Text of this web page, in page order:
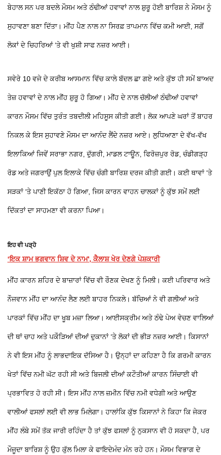
ਬੇਹਾਲ ਸਨ ਪਰ ਬਦਲੇ ਮੌਸਮ ਅਤੇ ਠੰਢੀਆਂ ਹਵਾਵਾਂ ਨਾਲ ਸ਼ੁਰੂ ਹੋਈ ਬਾਰਿਸ਼ ਨੇ ਮੌਸਮ ਨੂੰ
ਸੁਹਾਵਣਾ ਬਣਾ ਦਿੱਤਾ। ਮੀਂਹ ਪੈਣ ਨਾਲ ਨਾ ਸਿਰਫ਼ ਤਾਪਮਾਨ ਵਿੱਚ ਕਮੀ ਆਈ, ਸਗੋਂ
ਲੋਕਾਂ ਦੇ ਚਿਹਰਿਆਂ ‘ਤੇ ਵੀ ਖੁਸ਼ੀ ਸਾਫ ਨਜ਼ਰ ਆਈ।
ਸਵੇਰੇ 10 ਵਜੇ ਦੇ ਕਰੀਬ ਆਸਮਾਨ ਵਿੱਚ ਕਾਲੇ ਬੱਦਲ ਛਾ ਗਏ ਅਤੇ ਕੁੱਝ ਹੀ ਸਮੇਂ ਬਾਅਦ
ਤੇਜ਼ ਹਵਾਵਾਂ ਦੇ ਨਾਲ ਮੀਂਹ ਸ਼ੁਰੂ ਹੋ ਗਿਆ। ਮੀਂਹ ਦੇ ਨਾਲ ਚੱਲੀਆਂ ਠੰਢੀਆਂ ਹਵਾਵਾਂ
ਕਾਰਨ ਮੌਸਮ ਵਿੱਚ ਤੁਰੰਤ ਤਬਦੀਲੀ ਮਹਿਸੂਸ ਕੀਤੀ ਗਈ। ਲੋਕ ਆਪਣੇ ਘਰਾਂ ਤੋਂ ਬਾਹਰ
ਨਿਕਲ ਕੇ ਇਸ ਸੁਹਾਵਣੇ ਮੌਸਮ ਦਾ ਆਨੰਦ ਲੈਂਦੇ ਨਜ਼ਰ ਆਏ। ਲੁਧਿਆਣਾ ਦੇ ਵੱਖ-ਵੱਖ
ਇਲਾਕਿਆਂ ਜਿਵੇਂ ਸਰਾਭਾ ਨਗਰ, ਦੁੱਗਰੀ, ਮਾਡਲ ਟਾਊਨ, ਫਿਰੋਜ਼ਪੁਰ ਰੋਡ, ਚੰਡੀਗੜ੍ਹ
ਰੋਡ ਅਤੇ ਜਗਰਾਉਂ ਪੁਲ ਇਲਾਕੇ ਵਿੱਚ ਚੰਗੀ ਬਾਰਿਸ਼ ਦਰਜ ਕੀਤੀ ਗਈ। ਕਈ ਥਾਵਾਂ ‘ਤੇ
ਸੜਕਾਂ ‘ਤੇ ਪਾਣੀ ਇਕੱਠਾ ਹੋ ਗਿਆ, ਜਿਸ ਕਾਰਨ ਵਾਹਨ ਚਾਲਕਾਂ ਨੂੰ ਕੁੱਝ ਸਮੇਂ ਲਈ
ਦਿੱਕਤਾਂ ਦਾ ਸਾਹਮਣਾ ਵੀ ਕਰਨਾ ਪਿਆ।
ਇਹ ਵੀ ਪੜ੍ਹੋ
‘ਇਕ ਸ਼ਾਮ ਭਗਵਾਨ ਸ਼ਿਵ ਦੇ ਨਾਮ', ਕੈਲਾਸ਼ ਖੇਰ ਦੇਣਗੇ ਪੇਸ਼ਕਾਰੀ
ਮੀਂਹ ਕਾਰਨ ਸ਼ਹਿਰ ਦੇ ਬਾਜ਼ਾਰਾਂ ਵਿੱਚ ਵੀ ਰੌਣਕ ਦੇਖਣ ਨੂੰ ਮਿਲੀ। ਕਈ ਪਰਿਵਾਰ ਅਤੇ
ਨੌਜਵਾਨ ਮੀਂਹ ਦਾ ਆਨੰਦ ਲੈਣ ਲਈ ਬਾਹਰ ਨਿਕਲੇ। ਬੱਚਿਆਂ ਨੇ ਵੀ ਗਲੀਆਂ ਅਤੇ
ਪਾਰਕਾਂ ਵਿੱਚ ਮੀਂਹ ਦਾ ਖੂਬ ਮਜ਼ਾ ਲਿਆ। ਆਈਸਕ੍ਰੀਮ ਅਤੇ ਠੰਢੇ ਪੇਅ ਵੇਚਣ ਵਾਲਿਆਂ
ਦੀ ਥਾਂ ਚਾਹ ਅਤੇ ਪਕੌੜਿਆਂ ਦੀਆਂ ਦੁਕਾਨਾਂ ‘ਤੇ ਲੋਕਾਂ ਦੀ ਭੀੜ ਨਜ਼ਰ ਆਈ। ਕਿਸਾਨਾਂ
ਨੇ ਵੀ ਇਸ ਮੀਂਹ ਨੂੰ ਲਾਭਦਾਇਕ ਦੱਸਿਆ ਹੈ। ਉਨ੍ਹਾਂ ਦਾ ਕਹਿਣਾ ਹੈ ਕਿ ਗਰਮੀ ਕਾਰਨ
ਖੇਤਾਂ ਵਿੱਚ ਨਮੀ ਘੱਟ ਰਹੀ ਸੀ ਅਤੇ ਬਿਜਲੀ ਦੀਆਂ ਕਟੌਤੀਆਂ ਕਾਰਨ ਸਿੰਚਾਈ ਵੀ
ਪ੍ਰਭਾਵਿਤ ਹੋ ਰਹੀ ਸੀ। ਇਸ ਮੀਂਹ ਨਾਲ ਜ਼ਮੀਨ ਵਿੱਚ ਨਮੀ ਵਧੇਗੀ ਅਤੇ ਆਉਣ
ਵਾਲੀਆਂ ਫਸਲਾਂ ਲਈ ਵੀ ਲਾਭ ਮਿਲੇਗਾ। ਹਾਲਾਂਕਿ ਕੁੱਝ ਕਿਸਾਨਾਂ ਨੇ ਕਿਹਾ ਕਿ ਜੇਕਰ
ਮੀਂਹ ਲੰਬੇ ਸਮੇਂ ਤੱਕ ਜਾਰੀ ਰਹਿੰਦਾ ਹੈ ਤਾਂ ਕੁੱਝ ਫਸਲਾਂ ਨੂੰ ਨੁਕਸਾਨ ਵੀ ਹੋ ਸਕਦਾ ਹੈ, ਪਰ
ਮੌਜੂਦਾ ਬਾਰਿਸ਼ ਨੂੰ ਉਹ ਕੁੱਲ ਮਿਲਾ ਕੇ ਫਾਇਦੇਮੰਦ ਮੰਨ ਰਹੇ ਹਨ। ਮੌਸਮ ਵਿਭਾਗ ਦੇ